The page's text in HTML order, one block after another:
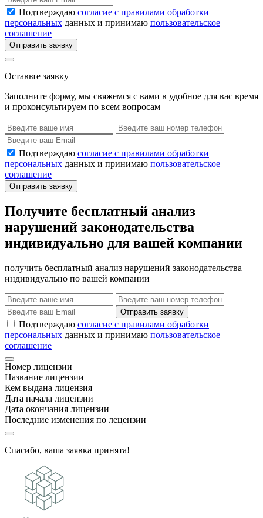
Подтверждаю согласие с правилами обработки
персональных данных и принимаю пользовательское
соглашение
Отправить заявку
Оставьте заявку
Заполните форму, мы свяжемся с вами в удобное для вас время
и проконсультируем по всем вопросам
Подтверждаю согласие с правилами обработки
персональных данных и принимаю пользовательское
соглашение
Отправить заявку
Получите бесплатный анализ
нарушений законодательства
индивидуально для вашей компании
получить бесплатный анализ нарушений законодательства
индивидуально по вашей компании
Отправить заявку
Подтверждаю согласие с правилами обработки
персональных данных и принимаю пользовательское
соглашение
Номер лицензии
Название лицензии
Кем выдана лицензия
Дата начала лицензии
Дата окончания лицензии
Последние изменения по лецензии
Спасибо, ваша заявка принята!